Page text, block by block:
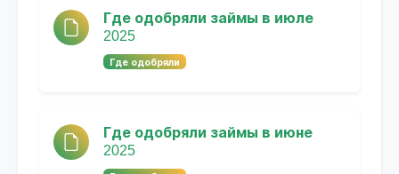
Где одобряли займы в июле
2025
Где одобряли
Где одобряли займы в июне
2025